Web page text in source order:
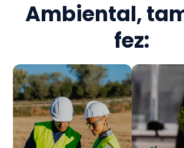
Ambiental,
fez: